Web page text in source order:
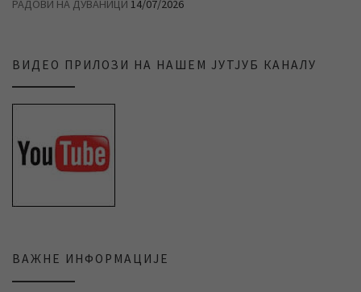
РАДОВИ НА ДУВАНИЦИ 14/07/2026
ВИДЕО ПРИЛОЗИ НА НАШЕМ ЈУТЈУБ КАНАЛУ
ВАЖНЕ ИНФОРМАЦИЈЕ